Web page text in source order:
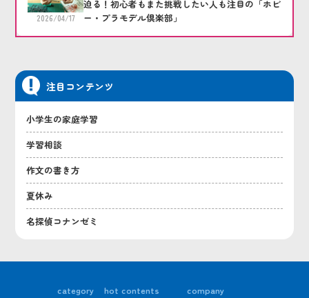
2026/04/17
迫る！初心者もまた挑戦したい人も注目の「ホビ
ー・プラモデル倶楽部」
注目コンテンツ
小学生の家庭学習
学習相談
作文の書き方
夏休み
名探偵コナンゼミ
category
hot contents
company